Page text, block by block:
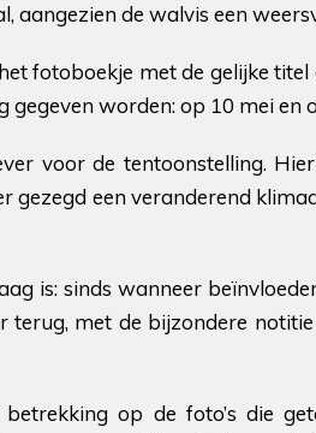
aangezien de walvis een
fotoboekje met de gelijke
gegeven worden: op 10 mei en
voor de tentoonstelling.
gezegd een veranderend
is: sinds wanneer
terug, met de bijzondere
op de foto’s die